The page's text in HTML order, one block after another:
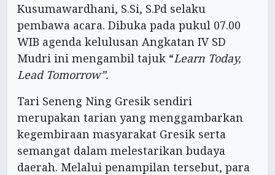
Kusumawardhani, S.Si, S.Pd selaku
pembawa acara. Dibuka pada pukul 07.00
WIB agenda kelulusan Angkatan IV SD
Mudri ini mengambil tajuk “Learn Today,
Lead Tomorrow”.
Tari Seneng Ning Gresik sendiri
merupakan tarian yang menggambarkan
kegembiraan masyarakat Gresik serta
semangat dalam melestarikan budaya
daerah. Melalui penampilan tersebut, para